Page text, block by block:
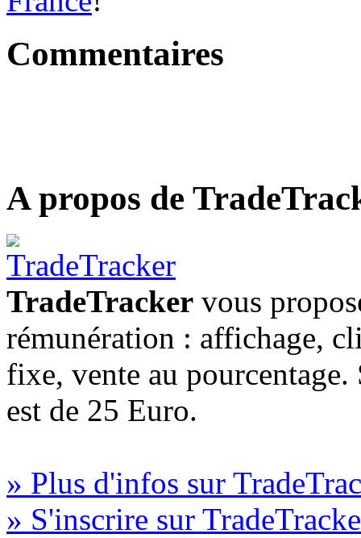
Commentaires
A propos de
TradeTracker vous
rémunération : affichage,
fixe, vente au
est de 25 Euro.
» Plus d'infos sur
» S'inscrire sur